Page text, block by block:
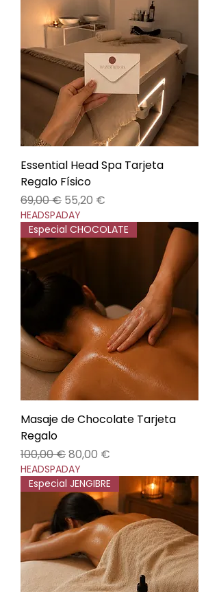
Essential Head Spa Tarjeta
Regalo Físico
Precio
69,00 € Precio de oferta
55,20 €
HEADSPADAY
Especial CHOCOLATE
Masaje de Chocolate Tarjeta
Regalo
Precio
100,00 €Precio de oferta
80,00 €
HEADSPADAY
Especial JENGIBRE